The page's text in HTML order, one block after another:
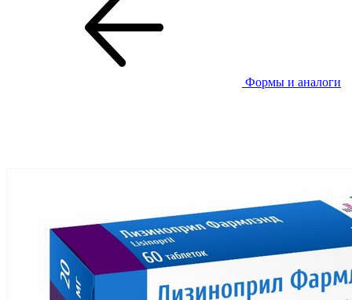
Формы и аналоги